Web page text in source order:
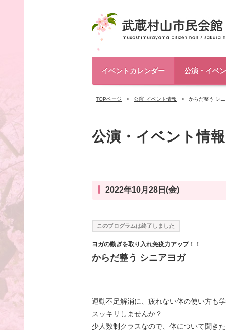
イベントカレンダー 公演・イベ
TOPページ 公演･イベント情報 からだ整う シ
公演・イベント情報
2022年10月28日(金)
このプログラムは終了しました
ヨガの動ぎを取り入れ免疫力アップ！！
からだ整う シニアヨガ
運動不足解消に、疲れない体の使い方も
スッキリしませんか？
少人数制クラスなので、体について聞き